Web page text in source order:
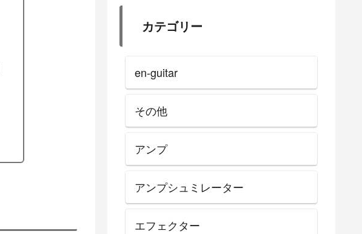
カテゴリー
en-guitar
その他
アンプ
アンプシュミレーター
エフェクター